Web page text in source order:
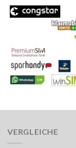
VERGLEICHE